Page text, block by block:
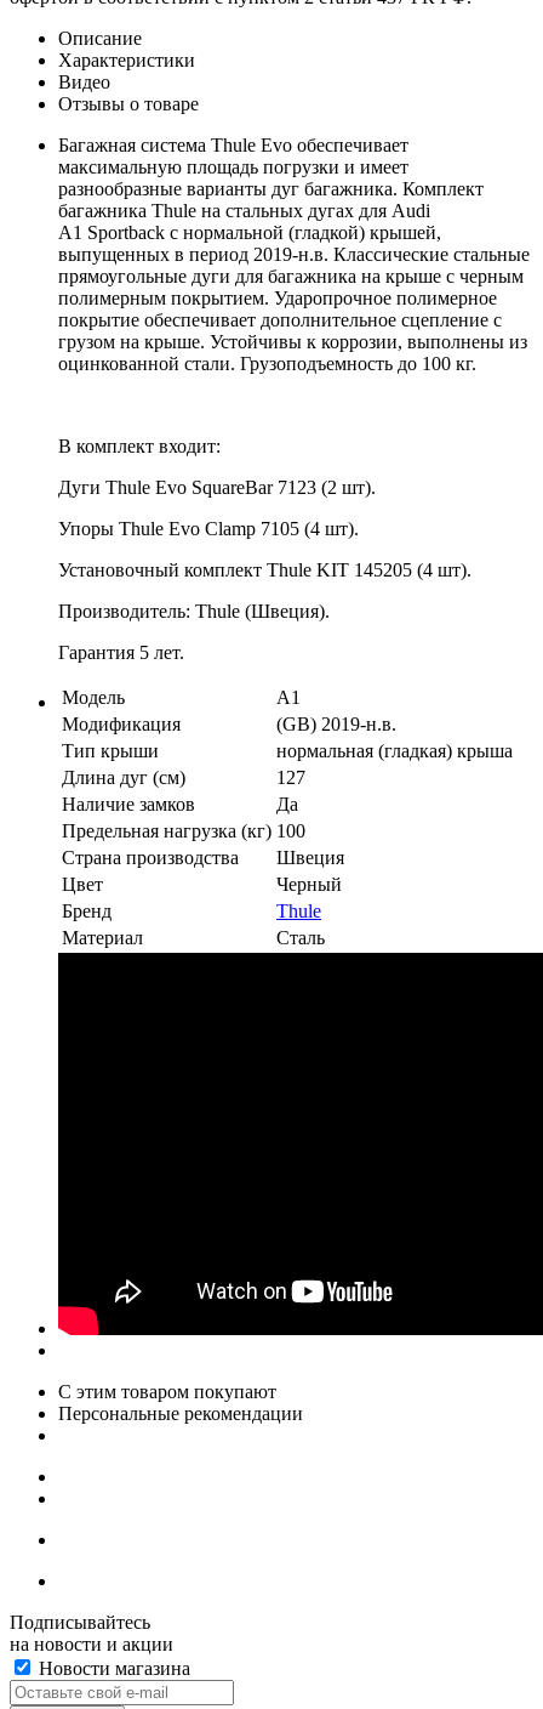
Описание
Характеристики
Видео
Отзывы о товаре
Багажная система Thule Evo обеспечивает
максимальную площадь погрузки и имеет
разнообразные варианты дуг багажника. Комплект
багажника Thule на стальных дугах для Audi
A1 Sportback с нормальной (гладкой) крышей,
выпущенных в период 2019-н.в. Классические стальные
прямоугольные дуги для багажника на крыше с черным
полимерным покрытием. Ударопрочное полимерное
покрытие обеспечивает дополнительное сцепление с
грузом на крыше. Устойчивы к коррозии, выполнены из
оцинкованной стали. Грузоподъемность до 100 кг.
В комплект входит:
Дуги Thule Evo SquareBar 7123 (2 шт).
Упоры Thule Evo Clamp 7105 (4 шт).
Установочный комплект Thule KIT 145205 (4 шт).
Производитель: Thule (Швеция).
Гарантия 5 лет.
Модель
A1
Модификация
(GB) 2019-н.в.
Тип крыши
нормальная (гладкая) крыша
Длина дуг (см)
127
Наличие замков
Да
Предельная нагрузка (кг) 100
Страна производства
Швеция
Цвет
Черный
Бренд
Thule
Материал
Сталь
С этим товаром покупают
Персональные рекомендации
Подписывайтесь
на новости и акции
Новости магазина